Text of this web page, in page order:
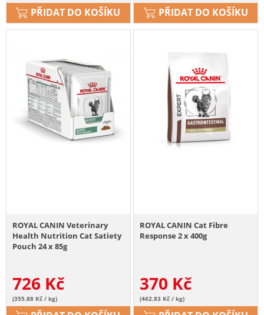
PŘIDAT DO KOŠÍKU PŘIDAT DO KOŠÍKU
ROYAL CANIN Veterinary
Health Nutrition Cat Satiety
Pouch 24 x 85g
726 Kč
(355.88 Kč / kg)
ROYAL CANIN Cat Fibre
Response 2 x 400g
370 Kč
(462.83 Kč / kg)